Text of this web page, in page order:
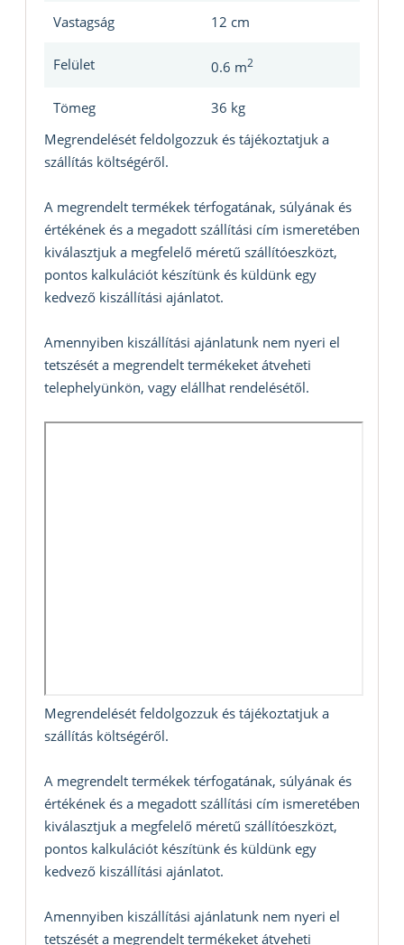
Vastagság 12 cm
Felület 0.6 m2
Tömeg
36 kg
Megrendelését feldolgozzuk és tájékoztatjuk a
szállítás költségéről.
A megrendelt termékek térfogatának, súlyának és
értékének és a megadott szállítási cím ismeretében
kiválasztjuk a megfelelő méretű szállítóeszközt,
pontos kalkulációt készítünk és küldünk egy
kedvező kiszállítási ajánlatot.
Amennyiben kiszállítási ajánlatunk nem nyeri el
tetszését a megrendelt termékeket átveheti
telephelyünkön, vagy elállhat rendelésétől.
Megrendelését feldolgozzuk és tájékoztatjuk a
szállítás költségéről.
A megrendelt termékek térfogatának, súlyának és
értékének és a megadott szállítási cím ismeretében
kiválasztjuk a megfelelő méretű szállítóeszközt,
pontos kalkulációt készítünk és küldünk egy
kedvező kiszállítási ajánlatot.
Amennyiben kiszállítási ajánlatunk nem nyeri el
tetszését a megrendelt termékeket átveheti